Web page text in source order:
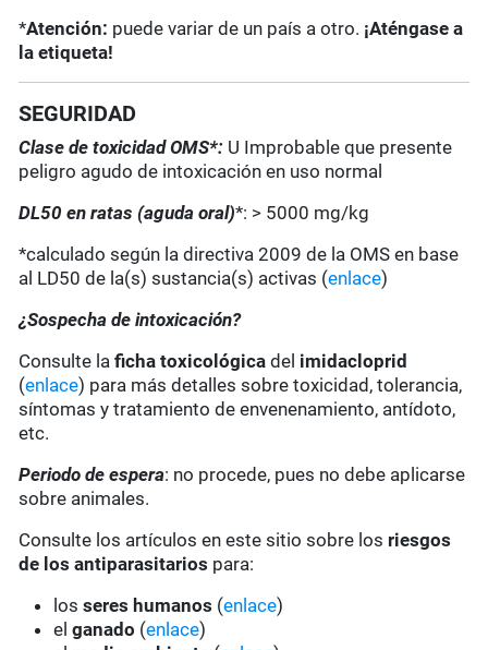
*Atención: puede variar de un país a otro. ¡Aténgase a
la etiqueta!
SEGURIDAD
Clase de toxicidad OMS*: U Improbable que presente
peligro agudo de intoxicación en uso normal
DL50 en ratas (aguda oral)*: > 5000 mg/kg
*calculado según la directiva 2009 de la OMS en base
al LD50 de la(s) sustancia(s) activas (enlace)
¿Sospecha de intoxicación?
Consulte laficha toxicológica del imidacloprid
(enlace) para más detalles sobre toxicidad, tolerancia,
síntomas y tratamiento de envenenamiento, antídoto,
etc.
Periodo de espera: no procede, pues no debe aplicarse
sobre animales.
Consulte los artículos en este sitio sobre los riesgos
de los antiparasitarios para:
losseres humanos (enlace)
elganado (enlace)